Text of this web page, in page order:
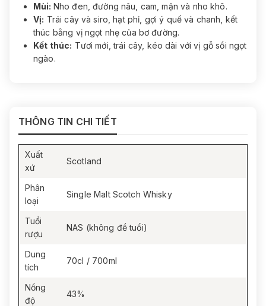
Mùi: Nho đen, đường nâu, cam, mận và nho khô.
Vị: Trái cây và siro, hạt phỉ, gợi ý quế và chanh, kết
thúc bằng vị ngọt nhẹ của bơ đường.
Kết thúc: Tươi mới, trái cây, kéo dài với vị gỗ sồi ngọt
ngào.
THÔNG TIN CHI TIẾT
Xuất
xứ
Scotland
Phân
loại
Single Malt Scotch Whisky
Tuổi
rượu
NAS (không đề tuổi)
Dung
tích
70cl / 700ml
Nồng
độ
43%